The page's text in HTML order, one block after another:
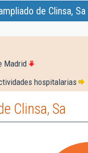
de Clinsa, Sa
Madrid
hospitalarias
Clinsa, Sa